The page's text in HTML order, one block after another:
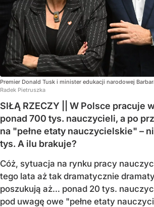
Premier Donald Tusk i minister edukacji narodowej
Radek Pietruszka
SIŁĄ RZECZY || W Polsce pracuje
ponad 700 tys. nauczycieli, a po
na "pełne etaty nauczycielskie" –
tys. A ilu brakuje?
Cóż, sytuacja na rynku pracy
tego lata aż tak dramatycznie
poszukują aż… ponad 20 tys.
pod uwagę owe "pełne etaty